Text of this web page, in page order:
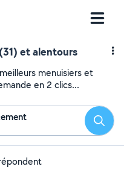
et alentours
menuisiers et
en 2 clics...